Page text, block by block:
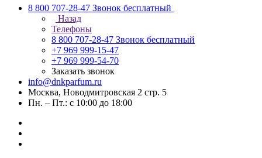
8 800 707-28-47 Звонок бесплатный
Назад
Телефоны
8 800 707-28-47 Звонок бесплатный
+7 969 999-15-47
+7 969 999-54-70
Заказать звонок
info@dnkparfum.ru
Москва, Новодмитровская 2 стр. 5
Пн. – Пт.: с 10:00 до 18:00